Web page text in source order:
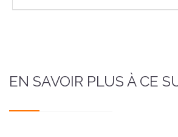
EN SAVOIR PLUS À CE